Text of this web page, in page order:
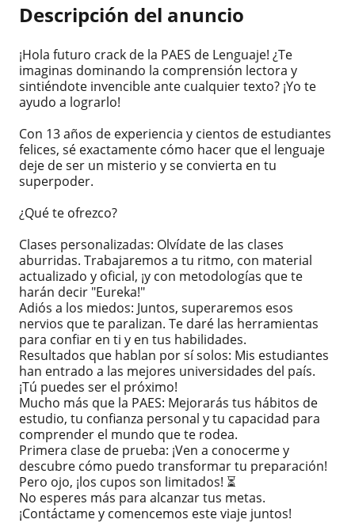
Descripción del anuncio
¡Hola futuro crack de la PAES de Lenguaje! ¿Te
imaginas dominando la comprensión lectora y
sintiéndote invencible ante cualquier texto? ¡Yo te
ayudo a lograrlo!
Con 13 años de experiencia y cientos de estudiantes
felices, sé exactamente cómo hacer que el lenguaje
deje de ser un misterio y se convierta en tu
superpoder.
¿Qué te ofrezco?
Clases personalizadas: Olvídate de las clases
aburridas. Trabajaremos a tu ritmo, con material
actualizado y oficial, ¡y con metodologías que te
harán decir "Eureka!"
Adiós a los miedos: Juntos, superaremos esos
nervios que te paralizan. Te daré las herramientas
para confiar en ti y en tus habilidades.
Resultados que hablan por sí solos: Mis estudiantes
han entrado a las mejores universidades del país.
¡Tú puedes ser el próximo!
Mucho más que la PAES: Mejorarás tus hábitos de
estudio, tu confianza personal y tu capacidad para
comprender el mundo que te rodea.
Primera clase de prueba: ¡Ven a conocerme y
descubre cómo puedo transformar tu preparación!
Pero ojo, ¡los cupos son limitados! ⏳
No esperes más para alcanzar tus metas.
¡Contáctame y comencemos este viaje juntos!